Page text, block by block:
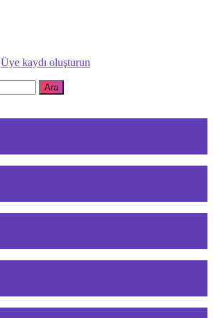
Üye kaydı oluşturun